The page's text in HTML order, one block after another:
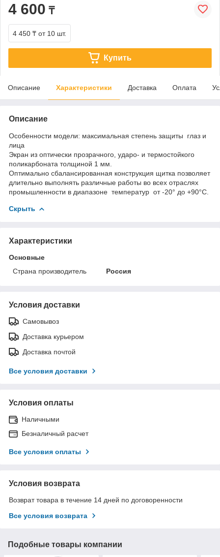
4 600 ₸
4 450 ₸ от 10 шт.
Купить
Описание Характеристики Доставка Оплата
Описание
Особенности модели: максимальная степень защиты глаз и
лица
Экран из оптически прозрачного, ударо- и термостойкого
поликарбоната толщиной 1 мм.
Оптимально сбалансированная конструкция щитка позволяет
длительно выполнять различные работы во всех отраслях
промышленности в диапазоне температур от -20° до +90°С.
Скрыть
Характеристики
Основные
Страна производитель
Россия
Условия доставки
Самовывоз
Доставка курьером
Доставка почтой
Все условия доставки
Условия оплаты
Наличными
Безналичный расчет
Все условия оплаты
Условия возврата
Возврат товара в течение 14 дней по договоренности
Все условия возврата
Подобные товары компании